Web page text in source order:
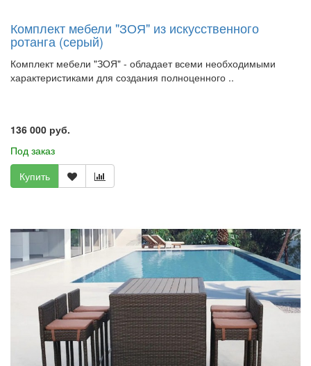
Комплект мебели "ЗОЯ" из искусственного
ротанга (серый)
Комплект мебели "ЗОЯ" - обладает всеми необходимыми
характеристиками для создания полноценного ..
136 000 руб.
Под заказ
Купить